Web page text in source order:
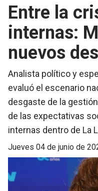
Entre la
internas:
nuevos
Analista político y
evaluó el escenario
desgaste de la
de las expectativas
internas dentro de La
jueves 04 de junio de